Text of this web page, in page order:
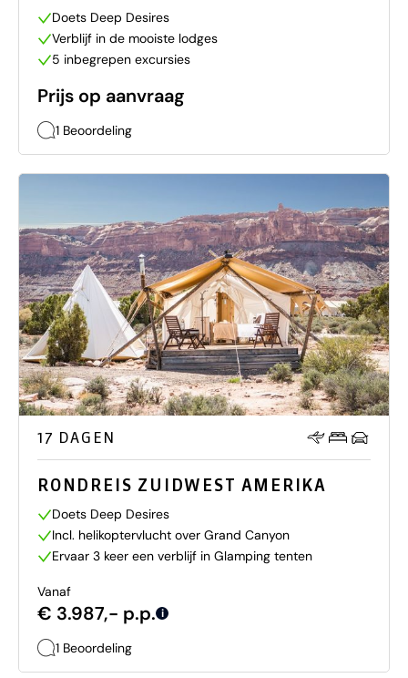
Doets Deep Desires
Verblijf in de mooiste lodges
5 inbegrepen excursies
Prijs op aanvraag
1 Beoordeling
17 DAGEN
RONDREIS ZUIDWEST AMERIKA
Doets Deep Desires
Incl. helikoptervlucht over Grand Canyon
Ervaar 3 keer een verblijf in Glamping tenten
Vanaf
€ 3.987,- p.p. i
1 Beoordeling